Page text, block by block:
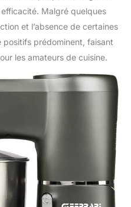
Malgré quelques
et l’absence de certaines
positifs prédominent, faisant
les amateurs de cuisine.